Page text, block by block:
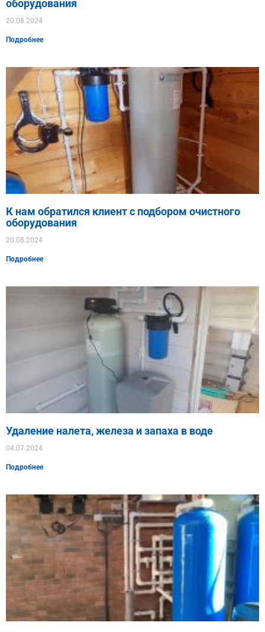
оборудования
20.08.2024
Подробнее
К нам обратился клиент с подбором очистного
оборудования
20.08.2024
Подробнее
Удаление налета, железа и запаха в воде
04.07.2024
Подробнее